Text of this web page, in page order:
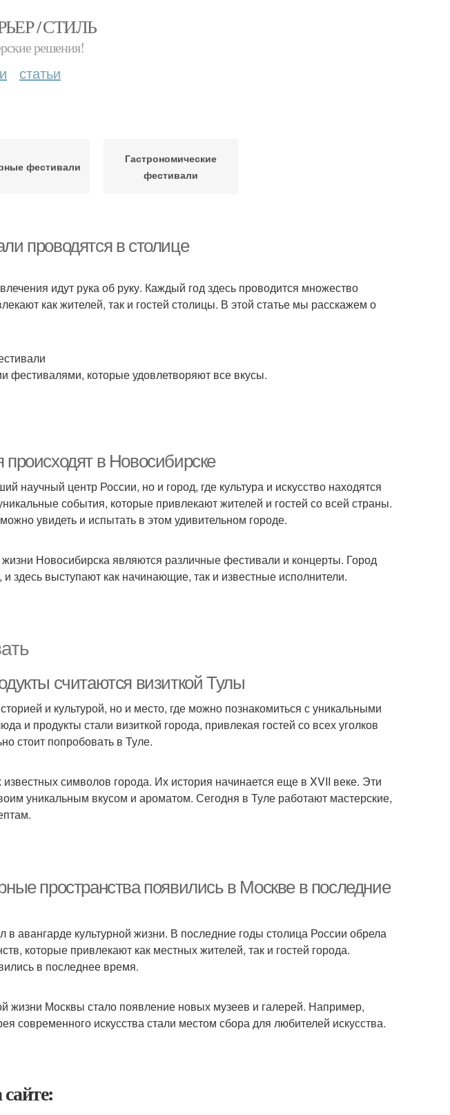
/ СТИЛЬ
решения!
статьи
фестивали
Гастрономические
фестивали
проводятся в столице
идут рука об руку. Каждый год здесь проводится множество
как жителей, так и гостей столицы. В этой статье мы расскажем о
фестивалями, которые удовлетворяют все вкусы.
в Новосибирске
научный центр России, но и город, где культура и искусство находятся
события, которые привлекают жителей и гостей со всей страны.
увидеть и испытать в этом удивительном городе.
Новосибирска являются различные фестивали и концерты. Город
здесь выступают как начинающие, так и известные исполнители.
считаются визиткой Тулы
и культурой, но и место, где можно познакомиться с уникальными
и продукты стали визиткой города, привлекая гостей со всех уголков
стоит попробовать в Туле.
символов города. Их история начинается еще в XVII веке. Эти
уникальным вкусом и ароматом. Сегодня в Туле работают мастерские,
пространства появились в Москве в последние
в авангарде культурной жизни. В последние годы столица России обрела
которые привлекают как местных жителей, так и гостей города.
в последнее время.
жизни Москвы стало появление новых музеев и галерей. Например,
современного искусства стали местом сбора для любителей искусства.